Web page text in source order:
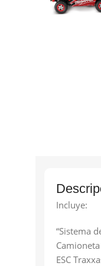
Incluye:
“Sistema
ESC